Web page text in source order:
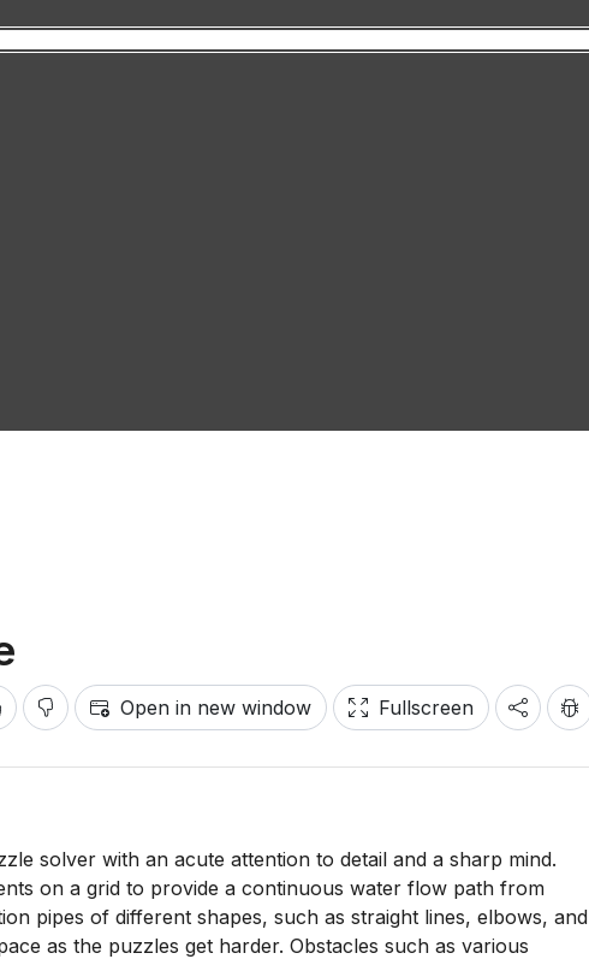
Open in new window Fullscreen
solver with an acute attention to detail and a sharp mind.
on a grid to provide a continuous water flow path from
pipes of different shapes, such as straight lines, elbows, and
as the puzzles get harder. Obstacles such as various